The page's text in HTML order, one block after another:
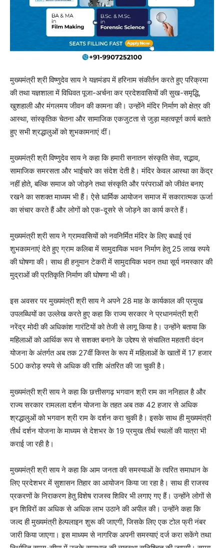
मुख्यमंत्री श्री विष्णुदेव साय ने यज्ञमंडप में हरिनाम संकीर्तन करते हुए परिक्रमा
की तथा यज्ञशाला में विधिवत पूजा-अर्चना कर प्रदेशवासियों की सुख-समृद्धि,
खुशहाली और मंगलमय जीवन की कामना की। उन्होंने मंदिर निर्माण को क्षेत्र की
आस्था, सांस्कृतिक चेतना और सामाजिक एकजुटता से जुड़ा महत्वपूर्ण कार्य बताते
हुए सभी श्रद्धालुओं को शुभकामनाएं दीं।
मुख्यमंत्री श्री विष्णुदेव साय ने कहा कि हमारी सनातन संस्कृति सेवा, सद्भाव,
सामाजिक समरसता और भाईचारे का संदेश देती है। मंदिर केवल आस्था का केंद्र
नहीं होते, बल्कि समाज को जोड़ने तथा संस्कृति और परंपराओं को जीवंत बनाए
रखने का सशक्त माध्यम भी हैं। ऐसे धार्मिक आयोजन समाज में सकारात्मक ऊर्जा
का संचार करते हैं और लोगों को एक-दूसरे से जोड़ने का कार्य करते हैं।
मुख्यमंत्री श्री साय ने ग्रामवासियों को नवनिर्मित मंदिर के लिए बधाई एवं
शुभकामनाएं देते हुए ग्राम कलिबा में सामुदायिक भवन निर्माण हेतु 25 लाख रुपये
की घोषणा की। साथ ही हनुमान टेकरी में सामुदायिक भवन तथा सूर्य नमस्कार की
मुद्राओं की प्रतिकृति निर्माण की घोषणा भी की।
इस अवसर पर मुख्यमंत्री श्री साय ने अपने 28 माह के कार्यकाल की प्रमुख
उपलब्धियों का उल्लेख करते हुए कहा कि राज्य सरकार ने प्रधानमंत्री श्री
नरेंद्र मोदी की अधिकांश गारंटियों को तेजी से लागू किया है। उन्होंने बताया कि
महिलाओं को आर्थिक रूप से सशक्त बनाने के उद्देश्य से संचालित महतारी वंदन
योजना के अंतर्गत अब तक 27वीं किस्त के रूप में महिलाओं के खातों में 17 हजार
500 करोड़ रुपये से अधिक की राशि अंतरित की जा चुकी है।
मुख्यमंत्री श्री साय ने कहा कि छत्तीसगढ़ भगवान श्री राम का ननिहाल है और
राज्य सरकार रामलला दर्शन योजना के तहत अब तक 42 हजार से अधिक
श्रद्धालुओं को भगवान श्री राम के दर्शन करा चुकी है। इसके साथ ही मुख्यमंत्री
तीर्थ दर्शन योजना के माध्यम से देशभर के 19 प्रमुख तीर्थ स्थलों की यात्रा भी
कराई जा रही है।
मुख्यमंत्री श्री साय ने कहा कि आम जनता की समस्याओं के त्वरित समाधान के
लिए प्रदेशभर में सुशासन तिहार का आयोजन किया जा रहा है। साथ ही राजस्व
प्रकरणों के निराकरण हेतु विशेष राजस्व शिविर भी लगाए गए हैं। उन्होंने लोगों से
इन शिविरों का अधिक से अधिक लाभ उठाने की अपील की। उन्होंने कहा कि
जल्द ही मुख्यमंत्री हेल्पलाइन शुरू की जाएगी, जिसके लिए एक टोल फ्री नंबर
जारी किया जाएगा। इस माध्यम से नागरिक अपनी समस्याएं दर्ज करा सकेंगे तथा